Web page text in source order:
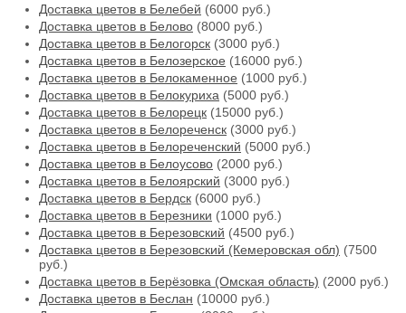
Доставка цветов в Белебей (6000 руб.)
Доставка цветов в Белово (8000 руб.)
Доставка цветов в Белогорск (3000 руб.)
Доставка цветов в Белозерское (16000 руб.)
Доставка цветов в Белокаменное (1000 руб.)
Доставка цветов в Белокуриха (5000 руб.)
Доставка цветов в Белорецк (15000 руб.)
Доставка цветов в Белореченск (3000 руб.)
Доставка цветов в Белореченский (5000 руб.)
Доставка цветов в Белоусово (2000 руб.)
Доставка цветов в Белоярский (3000 руб.)
Доставка цветов в Бердск (6000 руб.)
Доставка цветов в Березники (1000 руб.)
Доставка цветов в Березовский (4500 руб.)
Доставка цветов в Березовский (Кемеровская обл) (7500
руб.)
Доставка цветов в Берёзовка (Омская область) (2000 руб.)
Доставка цветов в Беслан (10000 руб.)